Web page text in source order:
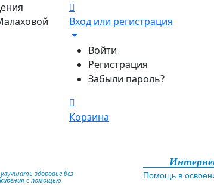
Вход или регистрация
Войти
Регистрация
Забыли пароль?
Корзина
здоровье без
с помощью Помощь в